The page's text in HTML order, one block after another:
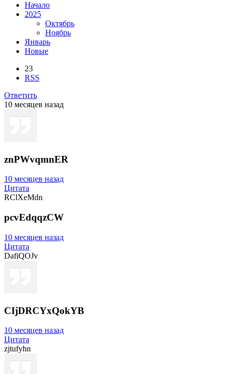
Начало
2025
Октябрь
Ноябрь
Январь
Новые
23
RSS
Ответить
10 месяцев назад
znPWvqmnER
10 месяцев назад
Цитата
RClXeMdn
pcvEdqqzCW
10 месяцев назад
Цитата
DafiQOJv
CIjDRCYxQokYB
10 месяцев назад
Цитата
zjtufyhn